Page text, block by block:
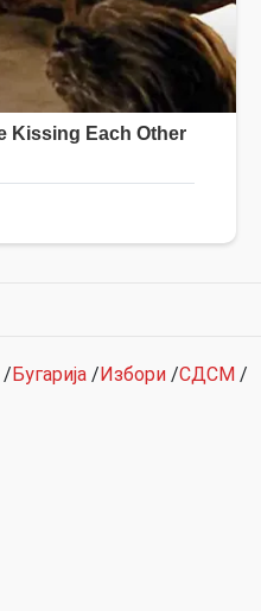
/Бугарија /Избори /СДСМ /